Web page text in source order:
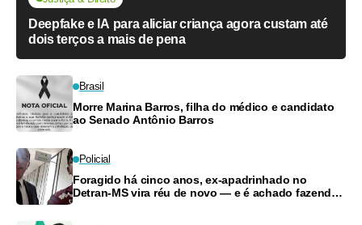
Deepfake e IA para aliciar criança agora custam até
dois terços a mais de pena
Brasil
Morre Marina Barros, filha do médico e candidato
ao Senado Antônio Barros
Policial
Foragido há cinco anos, ex-apadrinhado no
Detran-MS vira réu de novo — e é achado fazendo